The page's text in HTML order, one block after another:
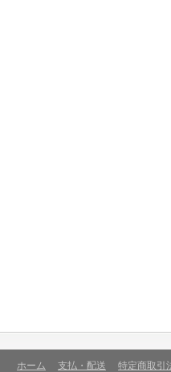
ホーム 支払・配送 特定商取引